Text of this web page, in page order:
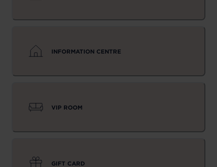
INFORMATION CENTRE
VIP ROOM
GIFT CARD